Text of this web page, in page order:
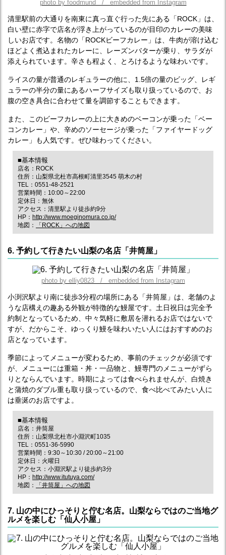
photo by foodmund / embedded from Instagram
清里駅前の大通りを南東に真っ直ぐ行った先にある「ROCK」は、
白い壁に赤字で店名が浮き上がっているのが目印のカレーの美味
しいお店です。名物の「ROCKビーフカレー」は、牛肉が溶け込む
ほどよく煮込まれたカレーに、レーズンバターが乗り、サラダが
添えられています。辛さも程よく、とろけるような味わいです。
ライスの量が普通のレギュラーの他に、1.5倍の量のビッグ、レギ
ュラーの半分の量にあるハーフサイズも取り扱っているので、お
腹の空き具合に合わせて量を調節することもできます。
また、このビーフカレーの上に大きめのベーコンが乗った「ベー
コンカレー」や、辛めのソーセージが乗った「ファイヤードッグ
カレー」も人気です。ぜひ味わってください。
■基本情報
店名：ROCK
住所：山梨県北杜市高根町清里3545 萌木の村
TEL：0551-48-2521
営業時間：10:00～22:00
定休日：無休
アクセス：清里駅より徒歩約9分
HP： http://www.moeginomura.co.jp/
地図：
「ROCK」への地図
6. 予約して行きたい山梨の名店「井筒屋」
photo by elliy0823 / embedded from Instagram
小渕沢駅より南に徒歩3分程の場所にある「井筒屋」は、老舗のよ
うな店構えの趣ある外観が特徴的な鰻屋です。土日祝日は完全予
約制となっているため、中々気軽に敷居を潜れるお店ではないで
すが、だからこそ、ゆっくり鰻を味わいたい人にはおすすめのお
店となっています。
季節によってメニューが変わるため、事前のチェックが必須です
が、メニューには重箱・丼・一品物と、鰻専門のメニューがずら
りとならんでいます。時期によっては食べられませんが、白焼き
と蒲焼のダブル重も取り扱っているので、食べ比べてみたい人に
は垂涎のお店ですよ。
■基本情報
店名：井筒屋
住所：山梨県北杜市小淵沢町1035
TEL：0551-36-5990
営業時間：9:30～10:30 / 20:00～21:00
定休日：火曜日
アクセス：小淵沢駅より徒歩約3分
HP： http://www.itutuya.com/
地図：
「井筒屋」への地図
7. 山の中にひっそりと佇む名店。山梨ならではのご当地グ
ルメを楽しむ「仙人小屋」